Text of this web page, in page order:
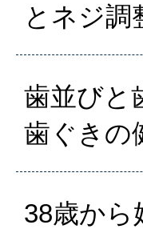
とネジ調
歯並びと
歯ぐきの
38歳から